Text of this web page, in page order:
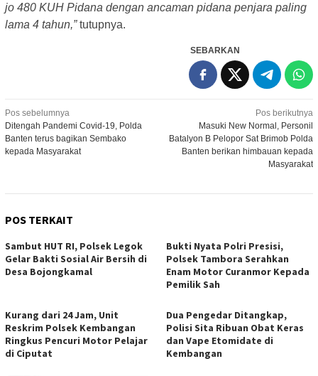
jo 480 KUH Pidana dengan ancaman pidana penjara paling
lama 4 tahun,”tutupnya.
SEBARKAN
Navigasi
pos
Pos sebelumnya
Ditengah Pandemi Covid-19, Polda
Banten terus bagikan Sembako
kepada Masyarakat
Pos berikutnya
Masuki New Normal, Personil
Batalyon B Pelopor Sat Brimob Polda
Banten berikan himbauan kepada
Masyarakat
POS TERKAIT
Sambut HUT RI, Polsek Legok
Gelar Bakti Sosial Air Bersih di
Desa Bojongkamal
Bukti Nyata Polri Presisi,
Polsek Tambora Serahkan
Enam Motor Curanmor Kepada
Pemilik Sah
Kurang dari 24 Jam, Unit
Reskrim Polsek Kembangan
Ringkus Pencuri Motor Pelajar
di Ciputat
Dua Pengedar Ditangkap,
Polisi Sita Ribuan Obat Keras
dan Vape Etomidate di
Kembangan